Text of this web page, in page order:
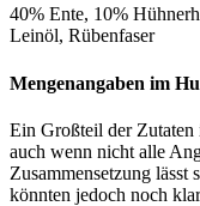
40% Ente, 10%
Leinöl, Rübenfaser
Mengenangaben im
Ein Großteil der Zutaten
auch wenn nicht alle
Zusammensetzung lässt
könnten jedoch noch